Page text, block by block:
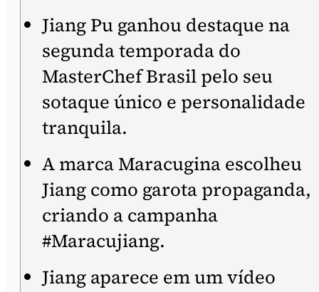
Jiang Pu ganhou destaque na
segunda temporada do
MasterChef Brasil pelo seu
sotaque único e personalidade
tranquila.
A marca Maracugina escolheu
Jiang como garota propaganda,
criando a campanha
#Maracujiang.
Jiang aparece em um vídeo